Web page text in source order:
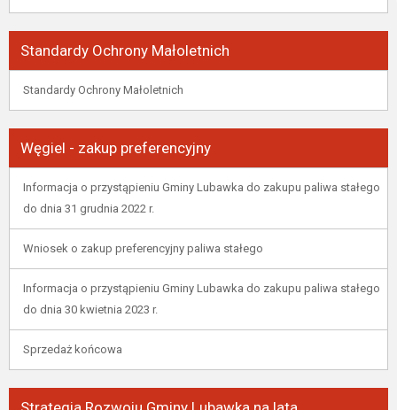
Standardy Ochrony Małoletnich
Standardy Ochrony Małoletnich
Węgiel - zakup preferencyjny
Informacja o przystąpieniu Gminy Lubawka do zakupu paliwa stałego
do dnia 31 grudnia 2022 r.
Wniosek o zakup preferencyjny paliwa stałego
Informacja o przystąpieniu Gminy Lubawka do zakupu paliwa stałego
do dnia 30 kwietnia 2023 r.
Sprzedaż końcowa